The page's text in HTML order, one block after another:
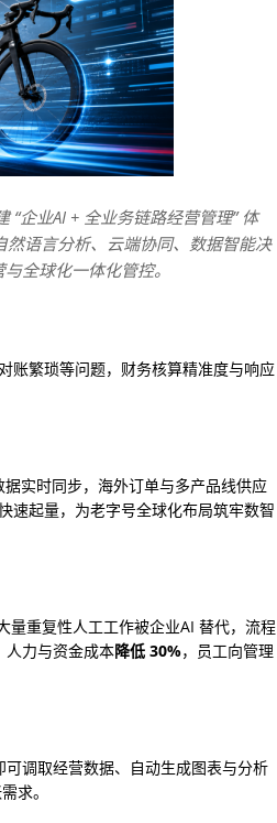
“企业AI + 全业务链路经营管理” 体
语言分析、云端协同、数据智能决
全球化一体化管控。
账繁琐等问题，财务核算精准度与响应
实时同步，海外订单与多产品线供应
速起量，为老字号全球化布局筑牢数智
量重复性人工工作被企业AI 替代，流程
人力与资金成本降低 30%，员工向管理
调取经营数据、自动生成图表与分析
求。